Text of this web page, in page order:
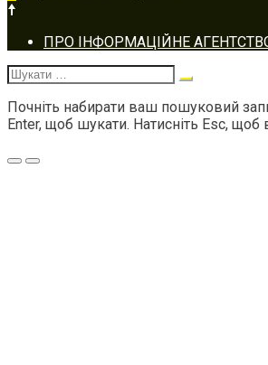
Footer
navigation
ПРО ІНФОРМАЦІЙНЕ
Шукати:
Почніть набирати ваш пошуковий
Enter, щоб шукати. Натисніть Esc, щоб
Меню